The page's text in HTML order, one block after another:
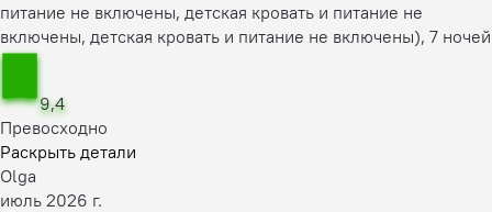
питание не включены, детская кровать и питание не
включены, детская кровать и питание не включены), 7 ночей
9,4
Превосходно
Раскрыть детали
Olga
июль 2026 г.